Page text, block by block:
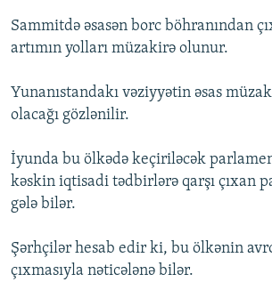
MULTIMEDIA
FOTOQALEREYA
KARIKATURA
OXU ZALI
İSLAM VƏ DEMOKRATIYA
İZ - MƏDƏNIYYƏT PROQRAMI
HAQQIMIZDA
PEŞƏ ETIKASI VƏ JURNALISTIKA
MATERIALLARIMIZDAN ISTIFADƏ
BIZIMLƏ ƏLAQƏ
BIZI IZLƏ
RFE/RL-in bütün saytları
Sammitdə əsasən borc böhranından
artımın yolları müzakirə olunur.
Yunanıstandakı vəziyyətin əsas
olacağı gözlənilir.
İyunda bu ölkədə keçiriləcək
kəskin iqtisadi tədbirlərə qarşı çıxan
gələ bilər.
Şərhçilər hesab edir ki, bu ölkənin
çıxmasıyla nəticələnə bilər.